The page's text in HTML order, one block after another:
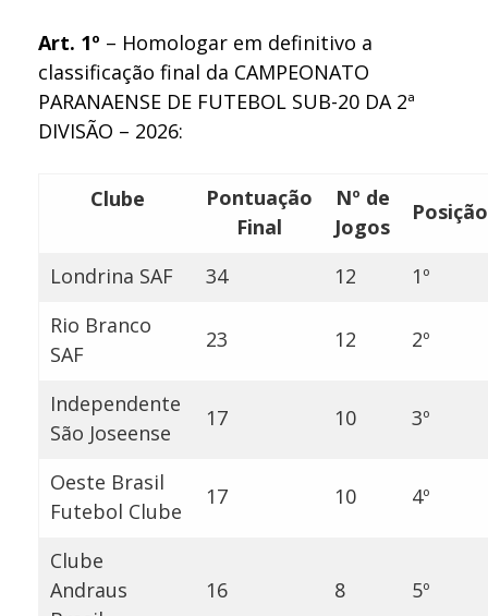
Art. 1º – Homologar em definitivo a
classificação final da CAMPEONATO
PARANAENSE DE FUTEBOL SUB-20 DA 2ª
DIVISÃO – 2026:
Clube
Pontuação
Final
Nº de
Jogos
Posição
Londrina SAF 34 12
1º
Rio Branco
SAF
23 12 2º
Independente
São Joseense
17 10 3º
Oeste Brasil
Futebol Clube
17 10 4º
Clube
Andraus
16 8 5º